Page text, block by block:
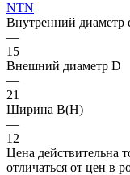
NTN
Внутренний диаметр
—
15
Внешний диаметр D
—
21
Ширина B(H)
—
12
Цена действительна
отличаться от цен в